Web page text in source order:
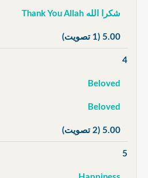
شكرا الله Thank You Allah
5.00 (1 تصويت)
4
Beloved
Beloved
5.00 (2 تصويت)
5